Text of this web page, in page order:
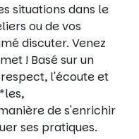
situations dans le
ou de vos
discuter. Venez
! Basé sur un
l'écoute et
de s'enrichir
ses pratiques.